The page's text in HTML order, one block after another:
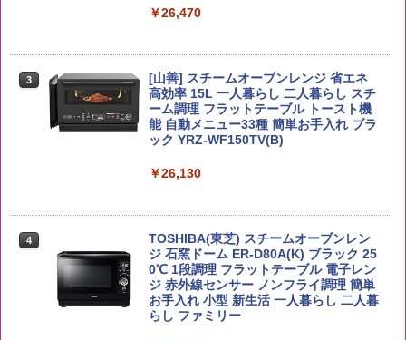
4
by Amazon あきたこまちブレンド 無洗
米 5kg
￥3,396
￥3,274
￥4,939
トリスウイスキー 4000ml サントリー 大
容量 4リットル
￥4,345
白州 Story of the Distillery 2026 化粧箱
入 700ml
￥20,000
￥2,323
カップヌードル カップヌードルPRO シ
ーフードヌードル 高たんぱく&低糖質 さ
らに塩分控えめ 78g×12個
￥2,989
5
カップヌードル カップヌードルPRO し
ょうゆ 高たんぱく&低糖質 さらに塩分控
えめ 75g×12個
￥3,103
￥26,470
3
[山善] スチームオーブンレンジ 省エネ
高効率 15L 一人暮らし 二人暮らし スチ
ーム調理 フラットテーブル トースト機
能 自動メニュー33種 簡単お手入れ ブラ
ック YRZ-WF150TV(B)
￥26,130
4
TOSHIBA(東芝) スチームオーブンレン
ジ 石窯ドーム ER-D80A(K) ブラック 25
0℃ 1段調理 フラットテーブル 電子レン
ジ 赤外線センサー ノンフライ調理 簡単
お手入れ 小型 新生活 一人暮らし 二人暮
らし ファミリー